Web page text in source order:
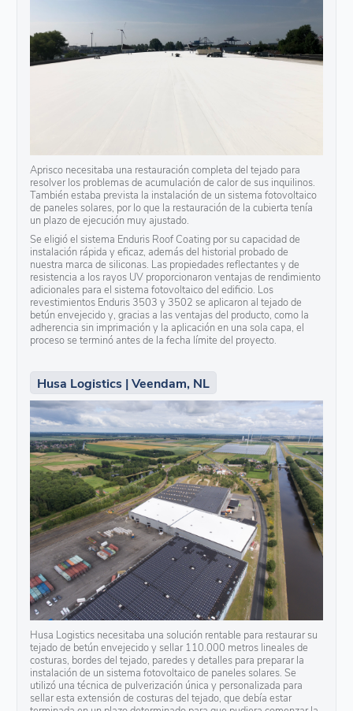
Aprisco necesitaba una restauración completa del tejado para
resolver los problemas de acumulación de calor de sus inquilinos.
También estaba prevista la instalación de un sistema fotovoltaico
de paneles solares, por lo que la restauración de la cubierta tenía
un plazo de ejecución muy ajustado.
Se eligió el sistema Enduris Roof Coating por su capacidad de
instalación rápida y eficaz, además del historial probado de
nuestra marca de siliconas. Las propiedades reflectantes y de
resistencia a los rayos UV proporcionaron ventajas de rendimiento
adicionales para el sistema fotovoltaico del edificio. Los
revestimientos Enduris 3503 y 3502 se aplicaron al tejado de
betún envejecido y, gracias a las ventajas del producto, como la
adherencia sin imprimación y la aplicación en una sola capa, el
proceso se terminó antes de la fecha límite del proyecto.
Husa Logistics | Veendam, NL
Husa Logistics necesitaba una solución rentable para restaurar su
tejado de betún envejecido y sellar 110.000 metros lineales de
costuras, bordes del tejado, paredes y detalles para preparar la
instalación de un sistema fotovoltaico de paneles solares. Se
utilizó una técnica de pulverización única y personalizada para
sellar esta extensión de costuras del tejado, que debía estar